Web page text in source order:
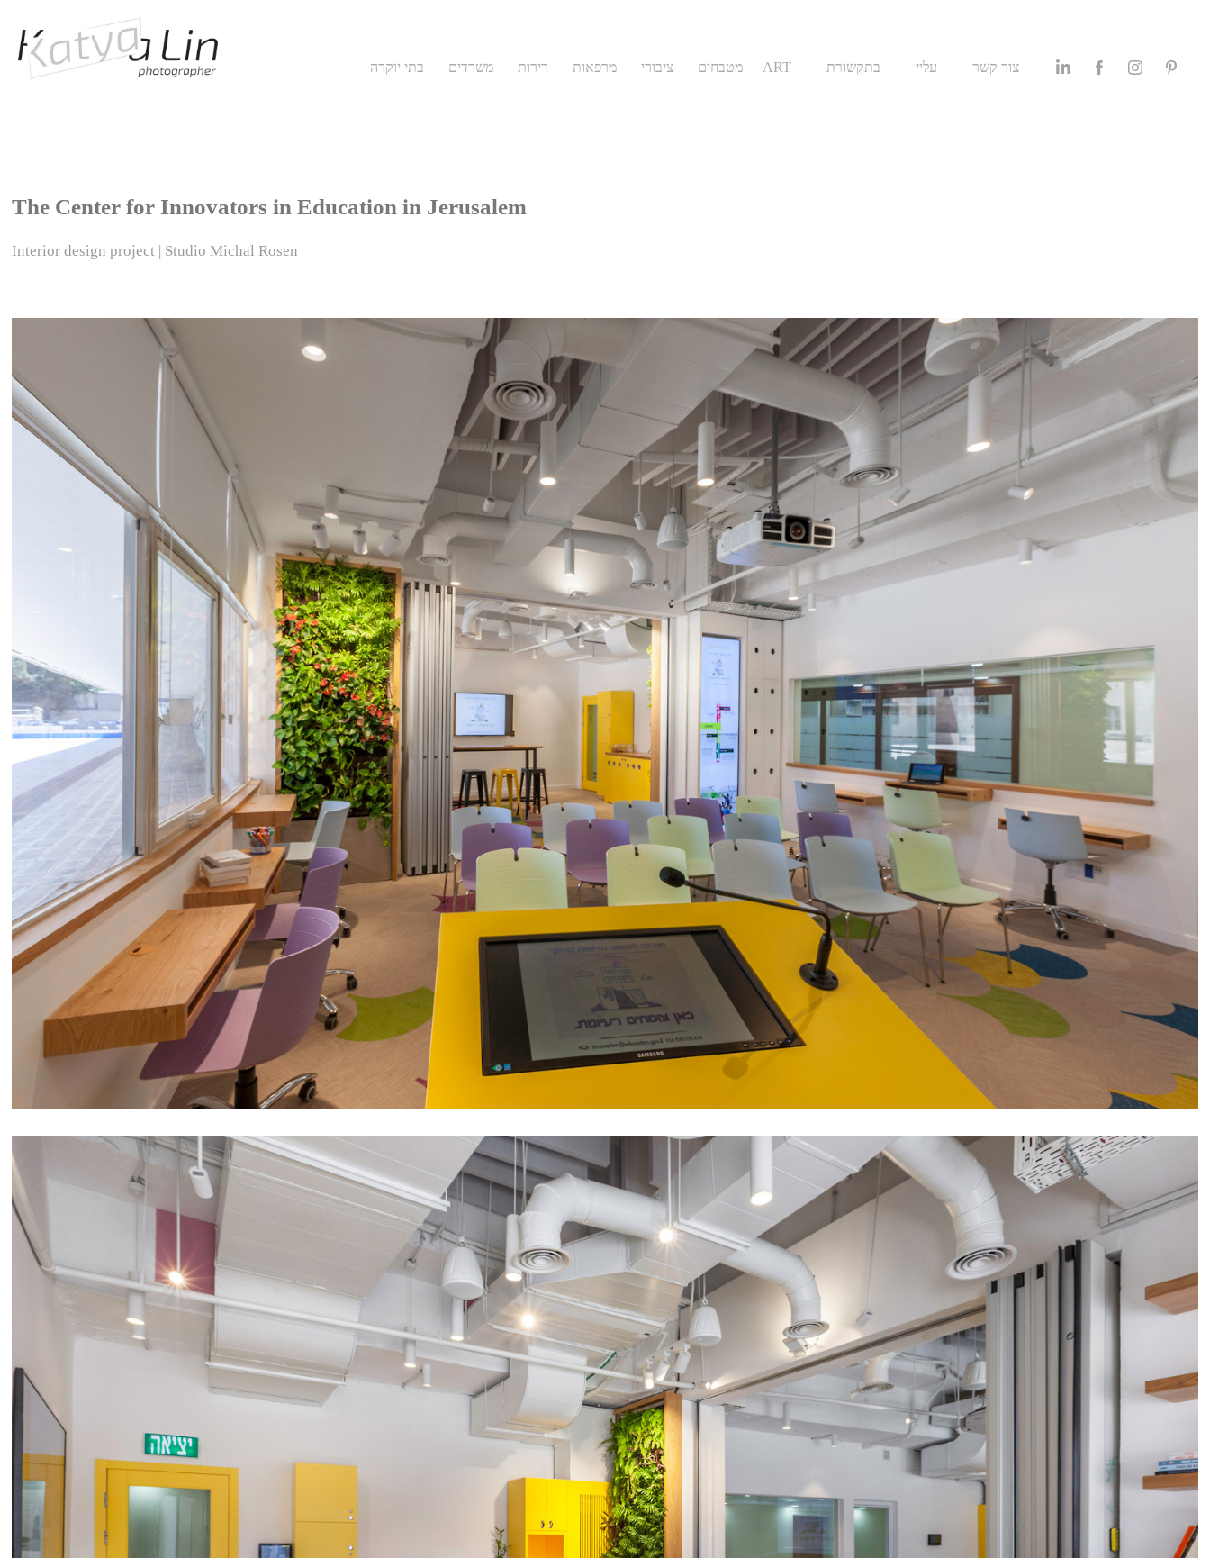
בתי יוקרה משרדים דירות מרפאות ציבורי מטבחים ART בתקשורת עליי צור קשר
The Center for Innovators in Education in Jerusalem
Interior design project | Studio Michal Rosen